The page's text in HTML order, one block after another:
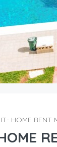
HOME RENT